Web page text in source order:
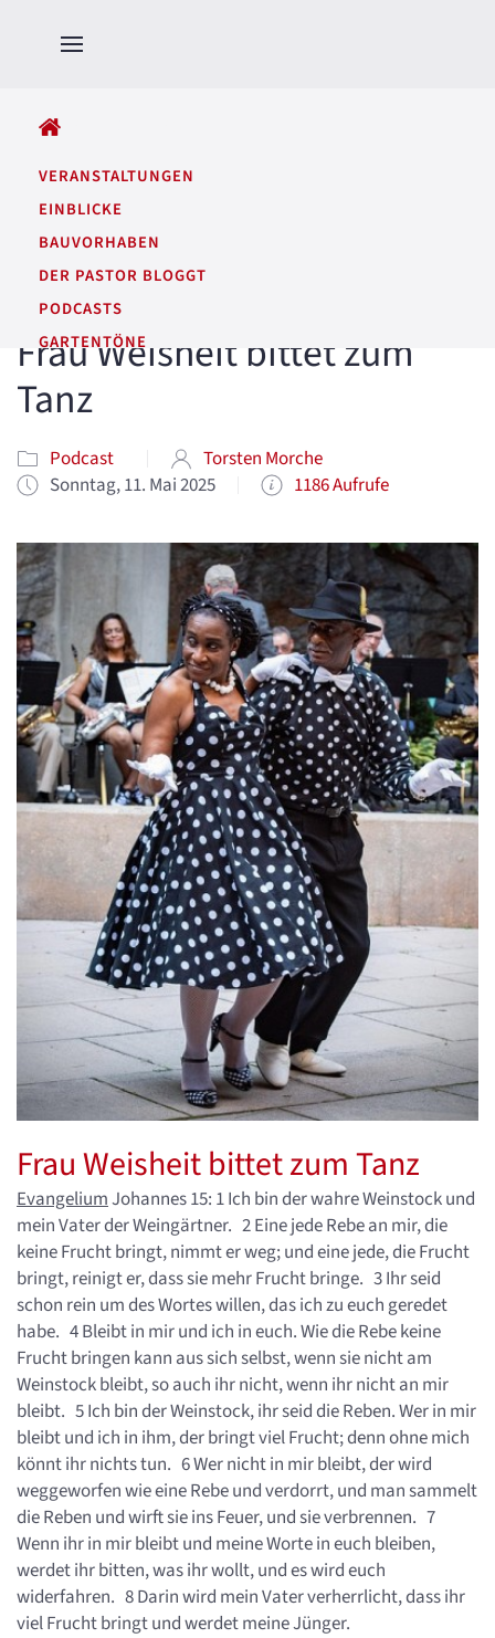
VERANSTALTUNGEN
EINBLICKE
BAUVORHABEN
DER PASTOR BLOGGT
PODCASTS
GARTENTÖNE
Frau Weisheit bittet zum
Tanz
Podcast
Torsten Morche
Sonntag, 11. Mai 2025
1186 Aufrufe
Frau Weisheit bittet zum Tanz
EvangeliumJohannes 15: 1 Ich bin der wahre Weinstock und
mein Vater der Weingärtner. 2 Eine jede Rebe an mir, die
keine Frucht bringt, nimmt er weg; und eine jede, die Frucht
bringt, reinigt er, dass sie mehr Frucht bringe. 3 Ihr seid
schon rein um des Wortes willen, das ich zu euch geredet
habe. 4 Bleibt in mir und ich in euch. Wie die Rebe keine
Frucht bringen kann aus sich selbst, wenn sie nicht am
Weinstock bleibt, so auch ihr nicht, wenn ihr nicht an mir
bleibt. 5 Ich bin der Weinstock, ihr seid die Reben. Wer in mir
bleibt und ich in ihm, der bringt viel Frucht; denn ohne mich
könnt ihr nichts tun. 6 Wer nicht in mir bleibt, der wird
weggeworfen wie eine Rebe und verdorrt, und man sammelt
die Reben und wirft sie ins Feuer, und sie verbrennen. 7
Wenn ihr in mir bleibt und meine Worte in euch bleiben,
werdet ihr bitten, was ihr wollt, und es wird euch
widerfahren. 8 Darin wird mein Vater verherrlicht, dass ihr
viel Frucht bringt und werdet meine Jünger.